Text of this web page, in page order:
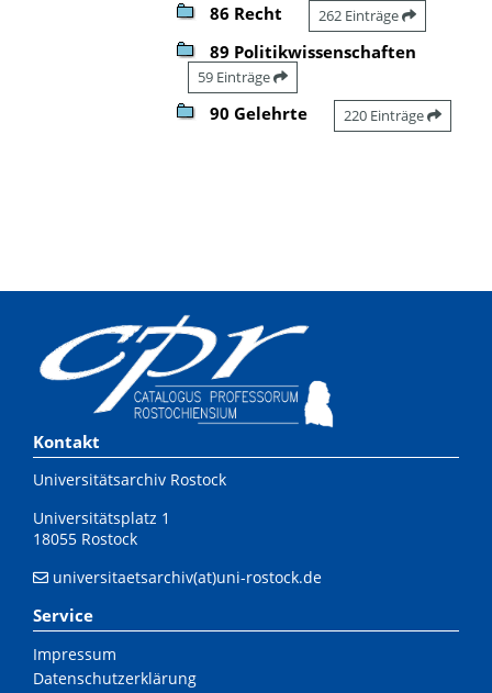
86 Recht 262 Einträge
89 Politikwissenschaften
59 Einträge
90 Gelehrte 220 Einträge
Kontakt
Universitätsarchiv Rostock
Universitätsplatz 1
18055 Rostock
universitaetsarchiv(at)uni-rostock.de
Service
Impressum
Datenschutzerklärung